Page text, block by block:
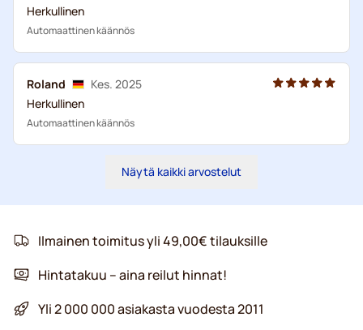
Herkullinen
Automaattinen käännös
Roland
Kes. 2025
Herkullinen
Automaattinen käännös
Näytä kaikki arvostelut
Ilmainen toimitus yli 49,00€ tilauksille
Hintatakuu – aina reilut hinnat!
Yli 2 000 000 asiakasta vuodesta 2011